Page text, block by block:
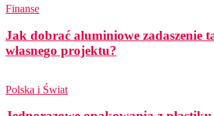
Finanse
Jak dobrać aluminiowe zadaszenie
własnego projektu?
Polska i Świat